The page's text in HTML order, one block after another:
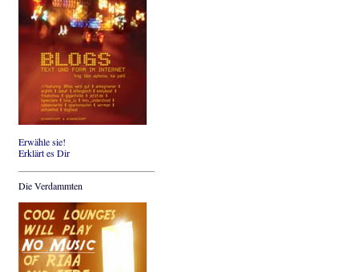
Erwähle sie!
Erklärt es Dir
Die Verdammten